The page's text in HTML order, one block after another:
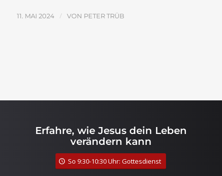
11. MAI 2024 / VON PETER TRÜB
Erfahre, wie Jesus dein Leben
verändern kann
So 9:30-10:30 Uhr: Gottesdienst